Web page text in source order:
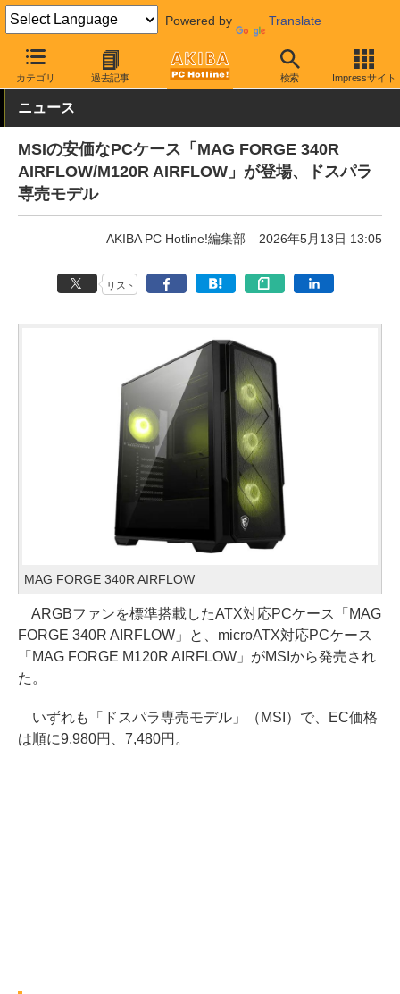
Powered by Translate
カテゴリ 過去記事 検索 Impressサイト
AKIBA PC Hotline! PCパーツ PCケース タワー型
ニュース
MSIの安価なPCケース「MAG FORGE 340R
AIRFLOW/M120R AIRFLOW」が登場、ドスパラ
専売モデル
AKIBA PC Hotline!編集部 2026年5月13日 13:05
リスト
MAG FORGE 340R AIRFLOW
ARGBファンを標準搭載したATX対応PCケース「MAG
FORGE 340R AIRFLOW」と、microATX対応PCケース
「MAG FORGE M120R AIRFLOW」がMSIから発売され
た。
いずれも「ドスパラ専売モデル」（MSI）で、EC価格
は順に9,980円、7,480円。